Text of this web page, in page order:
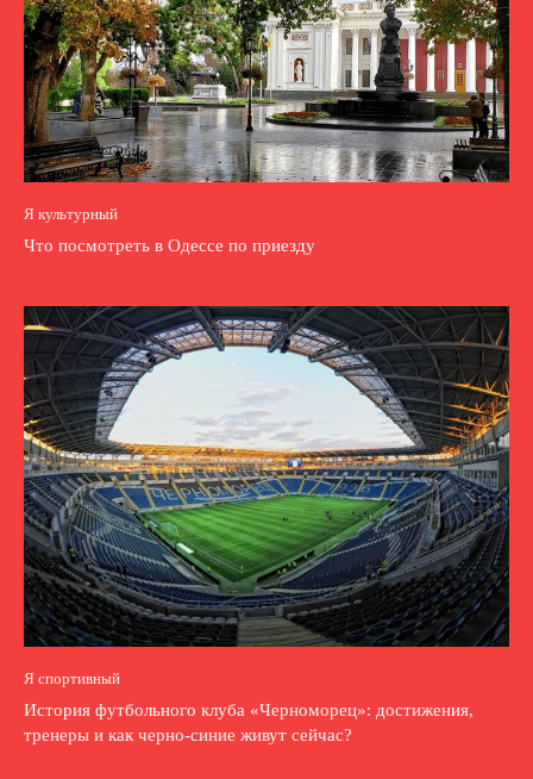
Я культурный
Что посмотреть в Одессе по приезду
Я спортивный
История футбольного клуба «Черноморец»: достижения,
тренеры и как черно-синие живут сейчас?